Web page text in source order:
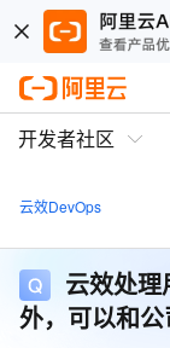
开发者社区
云效DevOps
云效处
外，可以和公